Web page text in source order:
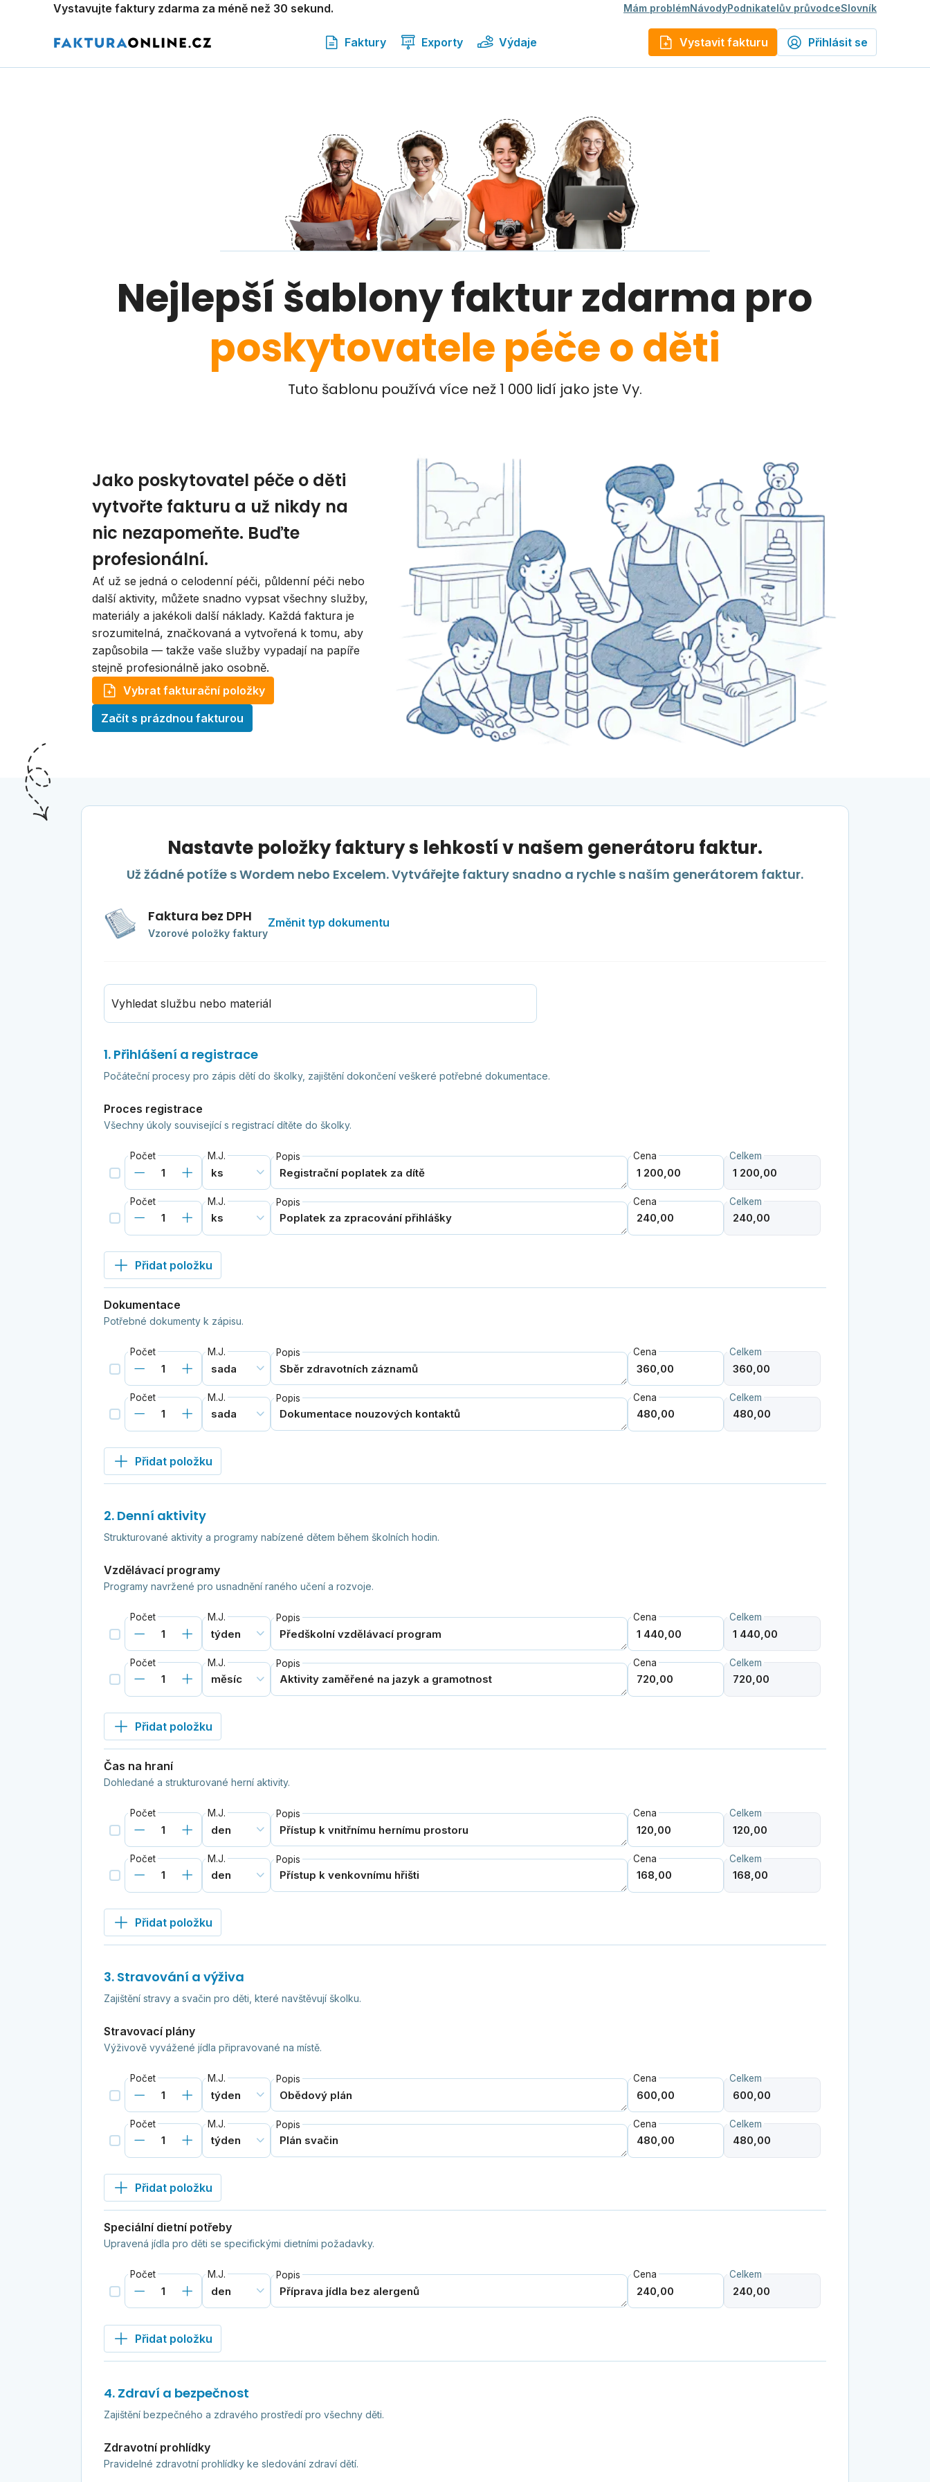
Vystavujte faktury zdarma za méně než 30 sekund. Mám problémNávodyPodnikatelův průvodceSlovník
Faktury Exporty Výdaje Vystavit fakturu Přihlásit se
Nejlepší šablony faktur zdarma pro
poskytovatele péče o děti
Tuto šablonu používá více než 1 000 lidí jako jste Vy.
Jako poskytovatel péče o děti
vytvořte fakturu a už nikdy na
nic nezapomeňte. Buďte
profesionální.
Ať už se jedná o celodenní péči, půldenní péči nebo
další aktivity, můžete snadno vypsat všechny služby,
materiály a jakékoli další náklady. Každá faktura je
srozumitelná, značkovaná a vytvořená k tomu, aby
zapůsobila — takže vaše služby vypadají na papíře
stejně profesionálně jako osobně.
Vybrat fakturační položky
Začít s prázdnou fakturou
Nastavte položky faktury s lehkostí v našem generátoru faktur.
Už žádné potíže s Wordem nebo Excelem. Vytvářejte faktury snadno a rychle s naším generátorem faktur.
Faktura bez DPH
Vzorové položky faktury
Změnit typ dokumentu
Vyhledat službu nebo materiál
1. Přihlášení a registrace
Počáteční procesy pro zápis dětí do školky, zajištění dokončení veškeré potřebné dokumentace.
Proces registrace
Všechny úkoly související s registrací dítěte do školky.
Počet M.J. Popis Cena Celkem
Počet M.J. Popis Cena Celkem
Přidat položku
Dokumentace
Potřebné dokumenty k zápisu.
Počet M.J. Popis Cena Celkem
Počet M.J. Popis Cena Celkem
Přidat položku
2. Denní aktivity
Strukturované aktivity a programy nabízené dětem během školních hodin.
Vzdělávací programy
Programy navržené pro usnadnění raného učení a rozvoje.
Počet M.J. Popis Cena Celkem
Počet M.J. Popis Cena Celkem
Přidat položku
Čas na hraní
Dohledané a strukturované herní aktivity.
Počet M.J. Popis Cena Celkem
Počet M.J. Popis Cena Celkem
Přidat položku
3. Stravování a výživa
Zajištění stravy a svačin pro děti, které navštěvují školku.
Stravovací plány
Výživově vyvážené jídla připravované na místě.
Počet M.J. Popis Cena Celkem
Počet M.J. Popis Cena Celkem
Přidat položku
Speciální dietní potřeby
Upravená jídla pro děti se specifickými dietními požadavky.
Počet M.J. Popis Cena Celkem
Přidat položku
4. Zdraví a bezpečnost
Zajištění bezpečného a zdravého prostředí pro všechny děti.
Zdravotní prohlídky
Pravidelné zdravotní prohlídky ke sledování zdraví dětí.